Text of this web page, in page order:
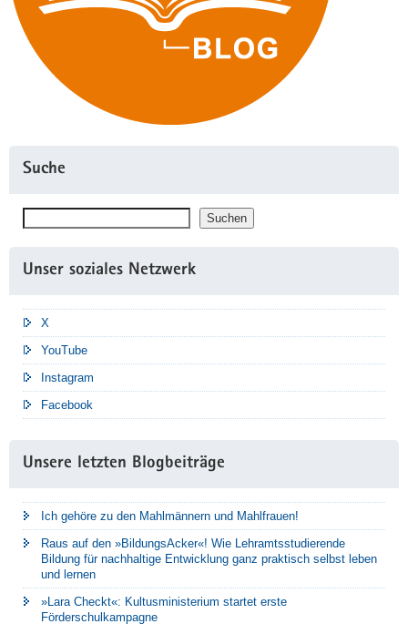
Suche
Suchen
Unser soziales Netzwerk
X
YouTube
Instagram
Facebook
Unsere letzten Blogbeiträge
Ich gehöre zu den Mahlmännern und Mahlfrauen!
Raus auf den »BildungsAcker«! Wie Lehramtsstudierende
Bildung für nachhaltige Entwicklung ganz praktisch selbst leben
und lernen
»Lara Checkt«: Kultusministerium startet erste
Förderschulkampagne